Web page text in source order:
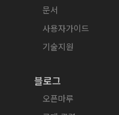
문서
사용자가이드
기술지원
블로그
오픈마루